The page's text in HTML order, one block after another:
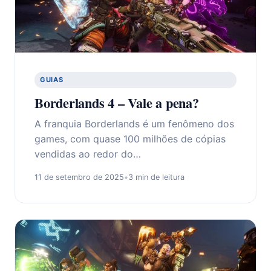
GUIAS
Borderlands 4 – Vale a pena?
A franquia Borderlands é um fenômeno dos
games, com quase 100 milhões de cópias
vendidas ao redor do…
11 de setembro de 2025•3 min de leitura